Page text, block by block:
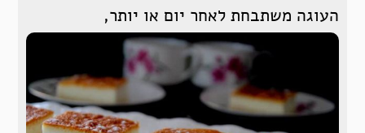
העוגה משתבחת לאחר יום או יותר,